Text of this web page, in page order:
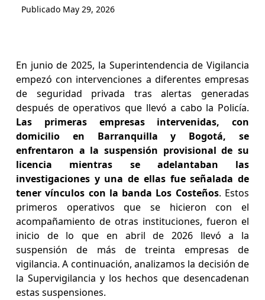
Publicado May 29, 2026
En junio de 2025, la Superintendencia de Vigilancia
empezó con intervenciones a diferentes empresas
de seguridad privada tras alertas generadas
después de operativos que llevó a cabo la Policía.
Las primeras empresas intervenidas, con
domicilio en Barranquilla y Bogotá, se
enfrentaron a la suspensión provisional de su
licencia mientras se adelantaban las
investigaciones y una de ellas fue señalada de
tener vínculos con la banda Los Costeños. Estos
primeros operativos que se hicieron con el
acompañamiento de otras instituciones, fueron el
inicio de lo que en abril de 2026 llevó a la
suspensión de más de treinta empresas de
vigilancia. A continuación, analizamos la decisión de
la Supervigilancia y los hechos que desencadenan
estas suspensiones.